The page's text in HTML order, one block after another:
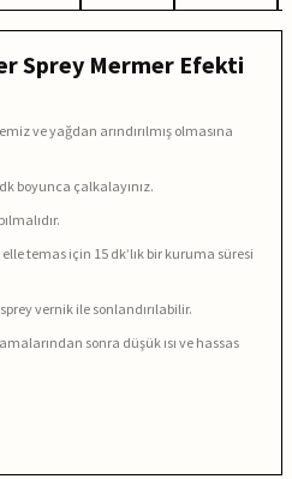
Sprey Mermer Efekti
ve yağdan arındırılmış olmasına
boyunca çalkalayınız.
temas için 15 dk’lık bir kuruma süresi
vernik ile sonlandırılabilir.
sonra düşük ısı ve hassas